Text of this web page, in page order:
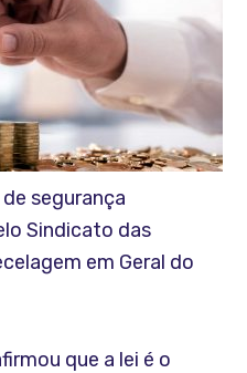
segurança
Sindicato das
em Geral do
que a lei é o